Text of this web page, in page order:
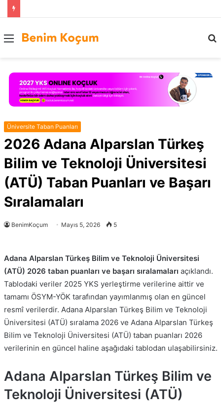
Menü
Üniversite Taban Puanları
2026 Adana Alparslan Türkeş
Bilim ve Teknoloji Üniversitesi
(ATÜ) Taban Puanları ve Başarı
Sıralamaları
BenimKoçum Mayıs 5, 2026 5
Adana Alparslan Türkeş Bilim ve Teknoloji Üniversitesi
(ATÜ) 2026 taban puanları ve başarı sıralamaları açıklandı.
Tablodaki veriler 2025 YKS yerleştirme verilerine aittir ve
tamamı ÖSYM-YÖK tarafından yayımlanmış olan en güncel
resmî verilerdir. Adana Alparslan Türkeş Bilim ve Teknoloji
Üniversitesi (ATÜ) sıralama 2026 ve Adana Alparslan Türkeş
Bilim ve Teknoloji Üniversitesi (ATÜ) taban puanları 2026
verilerinin en güncel haline aşağıdaki tablodan ulaşabilirsiniz.
Adana Alparslan Türkeş Bilim ve
Teknoloji Üniversitesi (ATÜ)